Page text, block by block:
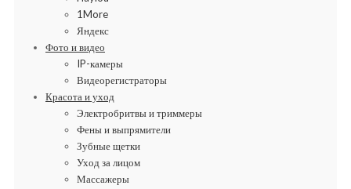
1More
Яндекс
Фото и видео
IP-камеры
Видеорегистраторы
Красота и уход
Электробритвы и триммеры
Фены и выпрямители
Зубные щетки
Уход за лицом
Массажеры